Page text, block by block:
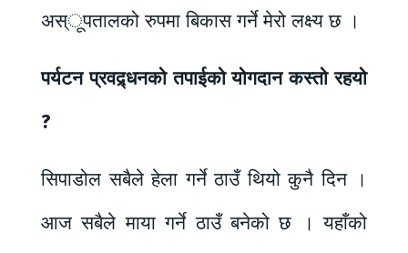
अस्ूपतालको रुपमा बिकास गर्ने मेरो लक्ष्य छ ।
पर्यटन प्रवद्र्धनको तपाईको योगदान कस्तो रहयो
?
सिपाडोल सबैले हेला गर्ने ठाउँ थियो कुनै दिन ।
आज सबैले माया गर्ने ठाउँ बनेको छ । यहाँको